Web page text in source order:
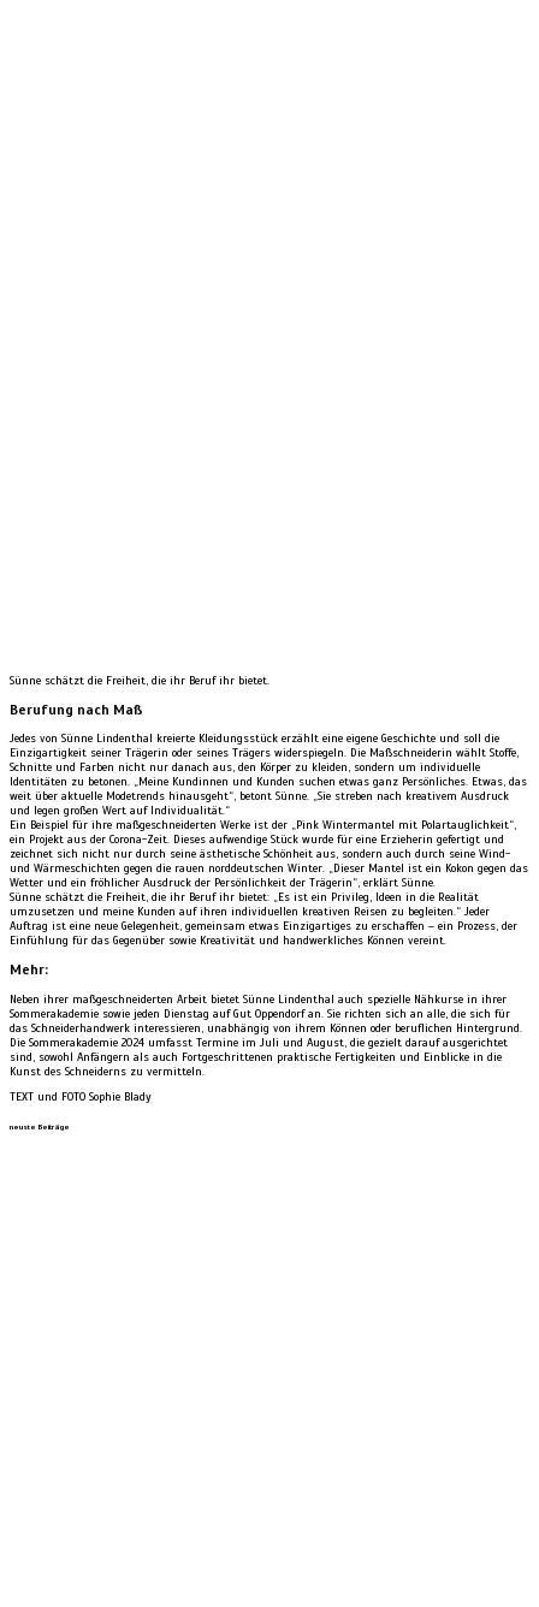
Sünne schätzt die Freiheit, die ihr Beruf ihr bietet.
Berufung nach Maß
Jedes von Sünne Lindenthal kreierte Kleidungsstück erzählt eine eigene Geschichte und soll die
Einzigartigkeit seiner Trägerin oder seines Trägers widerspiegeln. Die Maßschneiderin wählt Stoffe,
Schnitte und Farben nicht nur danach aus, den Körper zu kleiden, sondern um individuelle
Identitäten zu betonen. „Meine Kundinnen und Kunden suchen etwas ganz Persönliches. Etwas, das
weit über aktuelle Modetrends hinausgeht“, betont Sünne. „Sie streben nach kreativem Ausdruck
und legen großen Wert auf Individualität.“
Ein Beispiel für ihre maßgeschneiderten Werke ist der „Pink Wintermantel mit Polartauglichkeit“,
ein Projekt aus der Corona-Zeit. Dieses aufwendige Stück wurde für eine Erzieherin gefertigt und
zeichnet sich nicht nur durch seine ästhetische Schönheit aus, sondern auch durch seine Wind-
und Wärmeschichten gegen die rauen norddeutschen Winter. „Dieser Mantel ist ein Kokon gegen das
Wetter und ein fröhlicher Ausdruck der Persönlichkeit der Trägerin“, erklärt Sünne.
Sünne schätzt die Freiheit, die ihr Beruf ihr bietet: „Es ist ein Privileg, Ideen in die Realität
umzusetzen und meine Kunden auf ihren individuellen kreativen Reisen zu begleiten.“ Jeder
Auftrag ist eine neue Gelegenheit, gemeinsam etwas Einzigartiges zu erschaffen – ein Prozess, der
Einfühlung für das Gegenüber sowie Kreativität und handwerkliches Können vereint.
Mehr:
Neben ihrer maßgeschneiderten Arbeit bietet Sünne Lindenthal auch spezielle Nähkurse in ihrer
Sommerakademie sowie jeden Dienstag auf Gut Oppendorf an. Sie richten sich an alle, die sich für
das Schneiderhandwerk interessieren, unabhängig von ihrem Können oder beruflichen Hintergrund.
Die Sommerakademie 2024 umfasst Termine im Juli und August, die gezielt darauf ausgerichtet
sind, sowohl Anfängern als auch Fortgeschrittenen praktische Fertigkeiten und Einblicke in die
Kunst des Schneiderns zu vermitteln.
TEXT und FOTO Sophie Blady
neuste Beiträge